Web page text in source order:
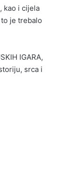
kao i cijela
je trebalo
IGARA,
srca i